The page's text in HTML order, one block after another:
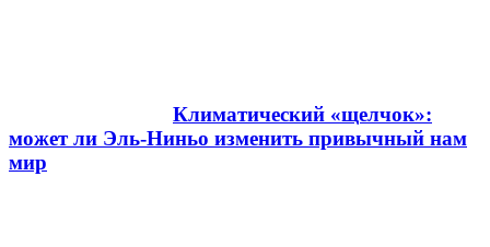
Климатический «щелчок»:
может ли Эль-Ниньо изменить привычный нам
мир